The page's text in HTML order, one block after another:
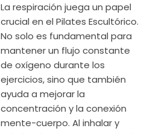
La respiración juega un papel
crucial en el Pilates Escultórico.
No solo es fundamental para
mantener un flujo constante
de oxígeno durante los
ejercicios, sino que también
ayuda a mejorar la
concentración y la conexión
mente-cuerpo. Al inhalar y